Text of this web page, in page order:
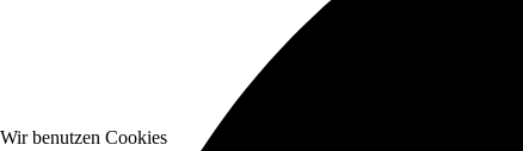
Wir benutzen Cookies